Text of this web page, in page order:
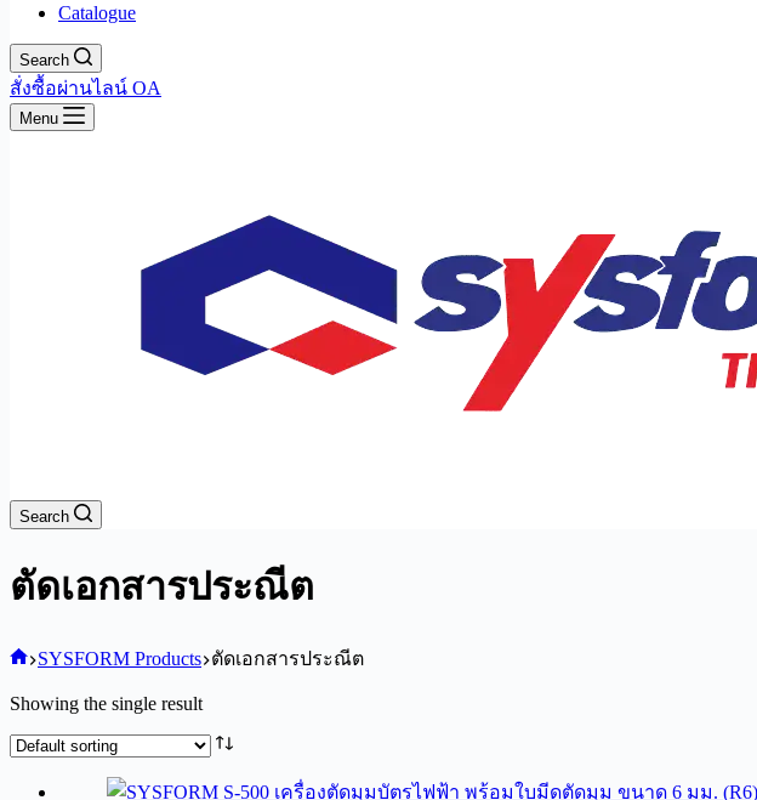
Catalogue
Search
สั่งซื้อผ่านไลน์ OA
Menu
Search
ตัดเอกสารประณีต
Home
SYSFORM Products ตัดเอกสารประณีต
Showing the single result